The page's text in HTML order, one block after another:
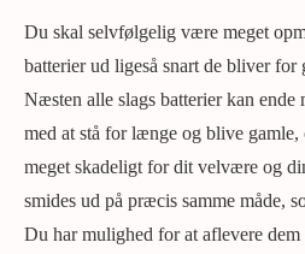
Du skal selvfølgelig være meget
batterier ud ligeså snart de bliver for
Næsten alle slags batterier kan
med at stå for længe og blive
meget skadeligt for dit velvære og
smides ud på præcis samme måde,
Du har mulighed for at aflevere